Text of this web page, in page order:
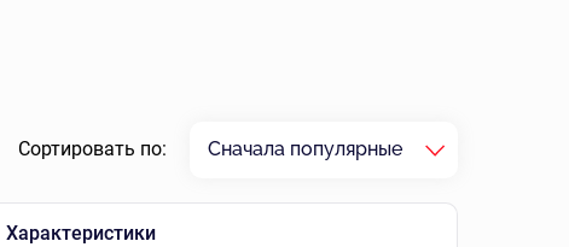
Сортировать по: Сначала популярные
Характеристики